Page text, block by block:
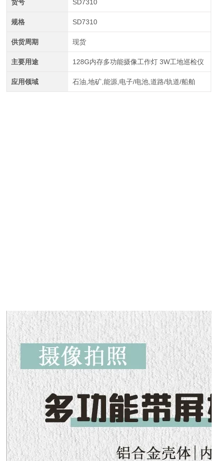
货号 SD7310
规格 SD7310
供货周期 现货
主要用途 128G内存多功能摄像工作灯 3W工地巡检仪
应用领域 石油,地矿,能源,电子/电池,道路/轨道/船舶